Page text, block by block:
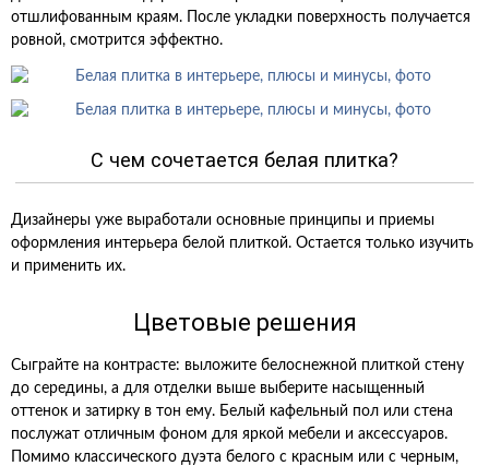
отшлифованным краям. После укладки поверхность получается
ровной, смотрится эффектно.
С чем сочетается белая плитка?
Дизайнеры уже выработали основные принципы и приемы
оформления интерьера белой плиткой. Остается только изучить
и применить их.
Цветовые решения
Сыграйте на контрасте: выложите белоснежной плиткой стену
до середины, а для отделки выше выберите насыщенный
оттенок и затирку в тон ему. Белый кафельный пол или стена
послужат отличным фоном для яркой мебели и аксессуаров.
Помимо классического дуэта белого с красным или с черным,